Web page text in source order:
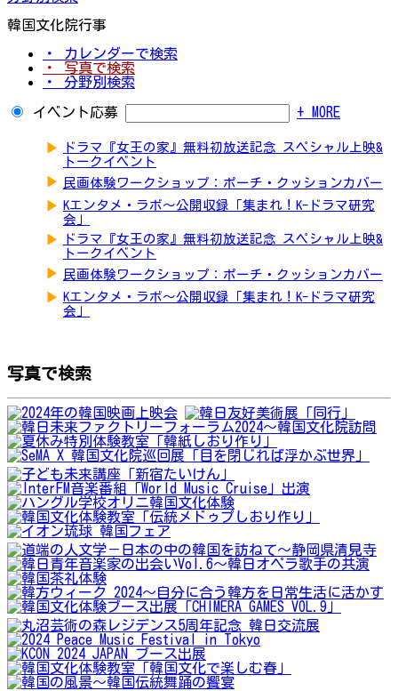
韓国文化院行事
・ カレンダーで検索
・ 写真で検索
・ 分野別検索
イベント応募 + MORE
▶
ドラマ『女王の家』無料初放送記念 スペシャル上映&
トークイベント
▶ 民画体験ワークショップ：ポーチ・クッションカバー
▶ Kエンタメ・ラボ～公開収録「集まれ！K-ドラマ研究
会」
▶
ドラマ『女王の家』無料初放送記念 スペシャル上映&
トークイベント
▶ 民画体験ワークショップ：ポーチ・クッションカバー
▶ Kエンタメ・ラボ～公開収録「集まれ！K-ドラマ研究
会」
写真で検索